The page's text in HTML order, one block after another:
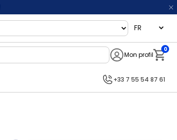
language
Mon profil
0
+33 7 55 54 87 61